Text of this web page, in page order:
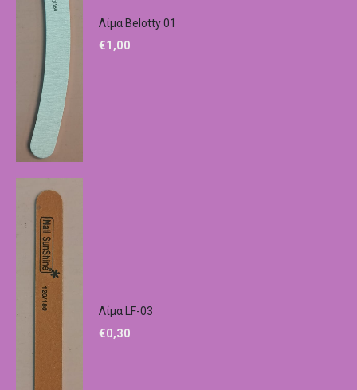
Λίμα Belotty 01
€1,00
Λίμα LF-03
€0,30